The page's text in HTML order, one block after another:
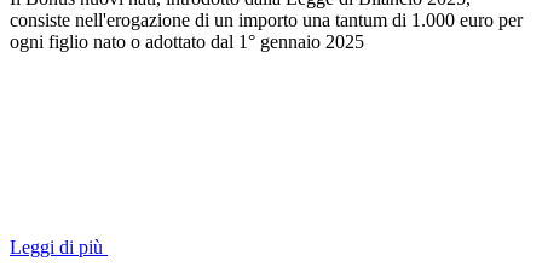
consiste nell'erogazione di un importo una tantum di 1.000 euro per
ogni figlio nato o adottato dal 1° gennaio 2025
Leggi di più